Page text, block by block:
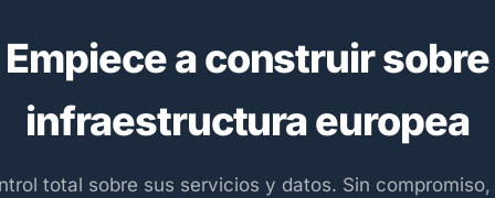
Empiece a construir sobre
infraestructura europea
total sobre sus servicios y datos. Sin compromiso,